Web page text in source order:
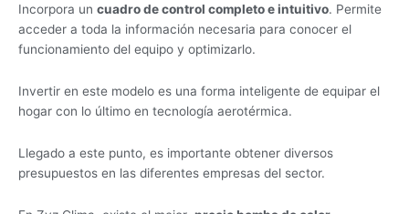
Incorpora un cuadro de control completo e intuitivo. Permite
acceder a toda la información necesaria para conocer el
funcionamiento del equipo y optimizarlo.
Invertir en este modelo es una forma inteligente de equipar el
hogar con lo último en tecnología aerotérmica.
Llegado a este punto, es importante obtener diversos
presupuestos en las diferentes empresas del sector.